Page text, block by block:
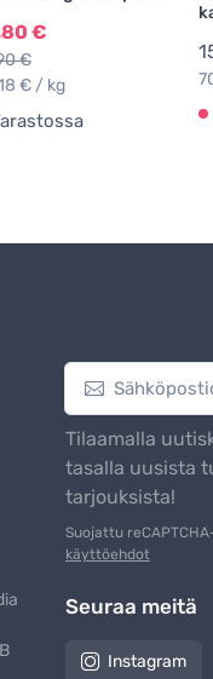
€
€
€ / kg
Tilaamalla
tasalla uusista
tarjouksista!
Suojattu
käyttöehdot
Seuraa meitä
Instagram